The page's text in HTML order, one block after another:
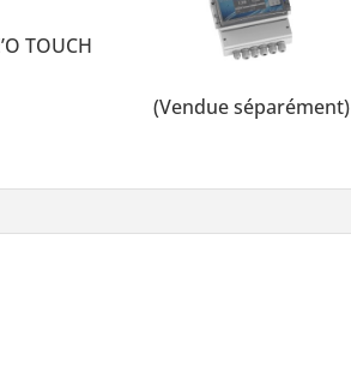
TOUCH
(Vendue séparément)